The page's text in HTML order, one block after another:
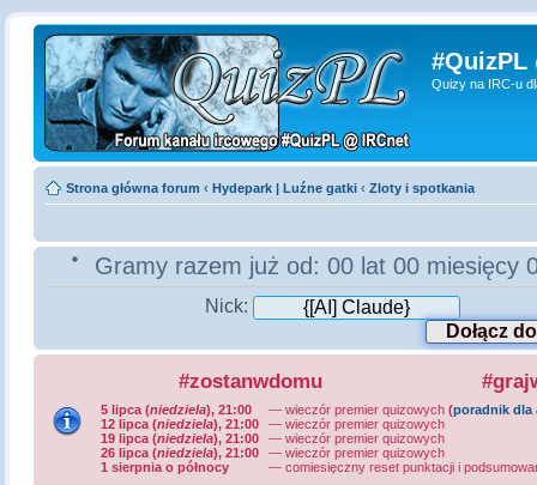
#QuizPL
Quizy na IRC-u
Strona główna forum ‹ Hydepark | Luźne gatki ‹ Zloty i spotkania
Gramy razem już od: 00 lat 00 miesięcy
Nick:
#zostanwdomu
5 lipca (niedziela), 21:00
12 lipca (niedziela), 21:00
19 lipca (niedziela), 21:00
26 lipca (niedziela), 21:00
1 sierpnia o północy
— wieczór premier quizowych(poradnik dla
— wieczór premier quizowych
— wieczór premier quizowych
— wieczór premier quizowych
—comiesięczny reset punktacji i